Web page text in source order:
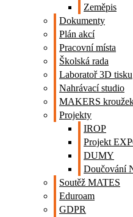
Zeměpis
Dokumenty
Plán akcí
Pracovní místa
Školská rada
Laboratoř 3D tisku
Nahrávací studio
MAKERS
Projekty
IROP
Projekt
DUMY
Doučování
Soutěž MATES
Eduroam
GDPR